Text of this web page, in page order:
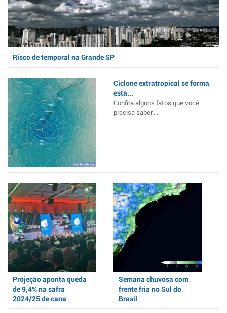
Risco de temporal na Grande SP
Ciclone extratropical se forma
esta...
Confira alguns fatos que você
precisa saber.. .
Projeção aponta queda
de 9,4% na safra
2024/25 de cana
Semana chuvosa com
frente fria no Sul do
Brasil